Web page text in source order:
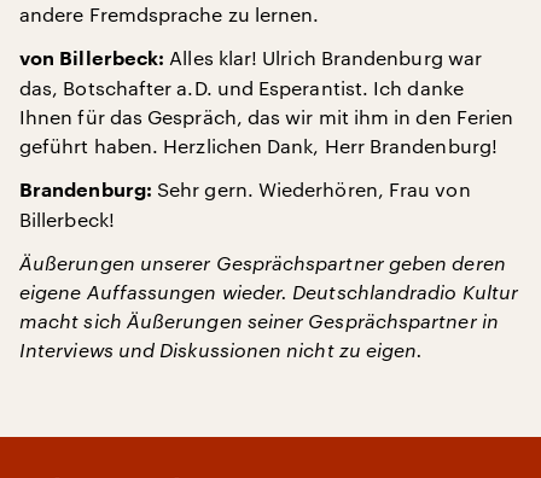
andere Fremdsprache zu lernen.
von Billerbeck: Alles klar! Ulrich Brandenburg war
das, Botschafter a.D. und Esperantist. Ich danke
Ihnen für das Gespräch, das wir mit ihm in den Ferien
geführt haben. Herzlichen Dank, Herr Brandenburg!
Brandenburg: Sehr gern. Wiederhören, Frau von
Billerbeck!
Äußerungen unserer Gesprächspartner geben deren
eigene Auffassungen wieder. Deutschlandradio Kultur
macht sich Äußerungen seiner Gesprächspartner in
Interviews und Diskussionen nicht zu eigen.